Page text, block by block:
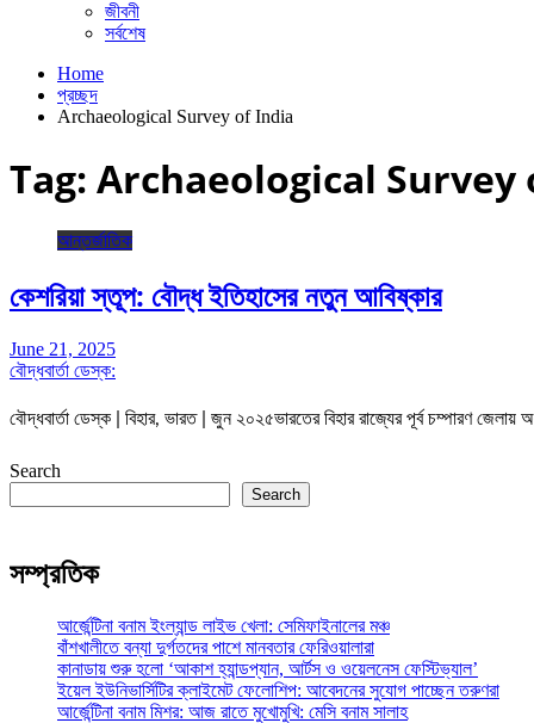
জীবনী
সর্বশেষ
Home
প্রচ্ছদ
Archaeological Survey of India
Tag: Archaeological Survey
আন্তর্জাতিক
কেশরিয়া স্তূপ: বৌদ্ধ ইতিহাসের নতুন আবিষ্কার
June 21, 2025
বৌদ্ধবার্তা ডেস্ক:
বৌদ্ধবার্তা ডেস্ক | বিহার, ভারত | জুন ২০২৫ভারতের বিহার রাজ্যের পূর্ব চম্পারণ জেলায়
Search
Search
সম্প্রতিক
আর্জেন্টিনা বনাম ইংল্যান্ড লাইভ খেলা: সেমিফাইনালের মঞ্চ
বাঁশখালীতে বন্যা দুর্গতদের পাশে মানবতার ফেরিওয়ালারা
কানাডায় শুরু হলো ‘আকাশ হ্যান্ডপ্যান, আর্টস ও ওয়েলনেস ফেস্টিভ্যাল’
ইয়েল ইউনিভার্সিটির ক্লাইমেট ফেলোশিপ: আবেদনের সুযোগ পাচ্ছেন তরুণরা
আর্জেন্টিনা বনাম মিশর: আজ রাতে মুখোমুখি: মেসি বনাম সালাহ